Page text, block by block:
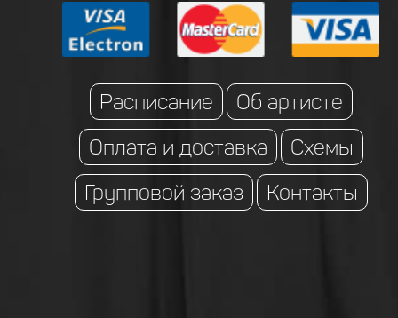
Расписание
Об артисте
Оплата и доставка
Схемы
Групповой заказ
Контакты